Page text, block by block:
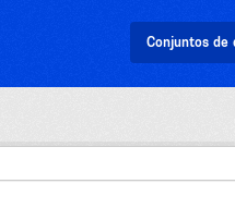
Conjuntos de